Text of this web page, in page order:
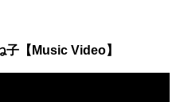
子【Music Video】